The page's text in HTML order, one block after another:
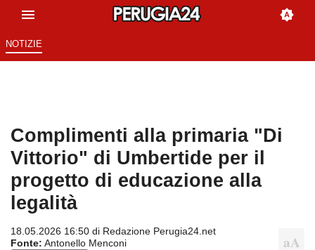
NOTIZIE
Complimenti alla primaria "Di
Vittorio" di Umbertide per il
progetto di educazione alla
legalità
18.05.2026 16:50 di Redazione Perugia24.net
Fonte: Antonello Menconi